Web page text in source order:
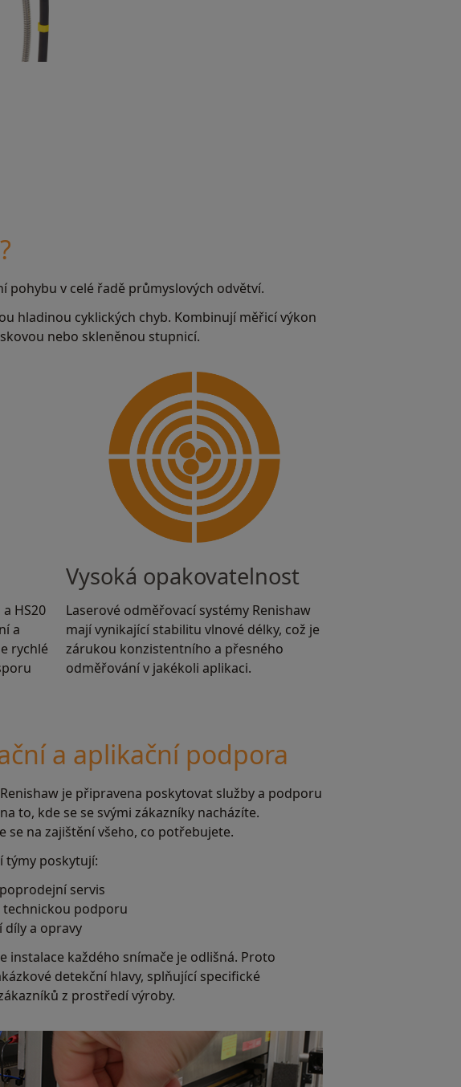
pohybu v celé řadě průmyslových odvětví.
hladinou cyklických chyb. Kombinují měřicí výkon
nebo skleněnou stupnicí.
HS20
a
rychlé
Vysoká opakovatelnost
Laserové odměřovací systémy Renishaw
mají vynikající stabilitu vlnové délky, což je
zárukou konzistentního a přesného
odměřování v jakékoli aplikaci.
a aplikační podpora
je připravena poskytovat služby a podporu
to, kde se se svými zákazníky nacházíte.
se na zajištění všeho, co potřebujete.
týmy poskytují:
servis
technickou podporu
díly a opravy
instalace každého snímače je odlišná. Proto
detekční hlavy, splňující specifické
z prostředí výroby.